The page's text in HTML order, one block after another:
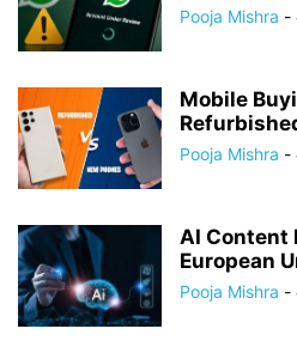
Pooja Mishra -
Mobile
Refurbished
Pooja Mishra -
AI Content
European
Pooja Mishra -